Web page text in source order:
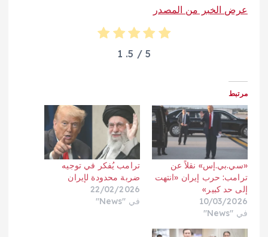
عرض الخبر من المصدر
5
/ 5.
1
مرتبط
«سي.بي.إس» نقلاً عن
ترامب: حرب إيران «انتهت
إلى حد كبير»
10/03/2026
في "News"
ترامب يُفكر في توجيه
ضربة محدودة لإيران
22/02/2026
في "News"